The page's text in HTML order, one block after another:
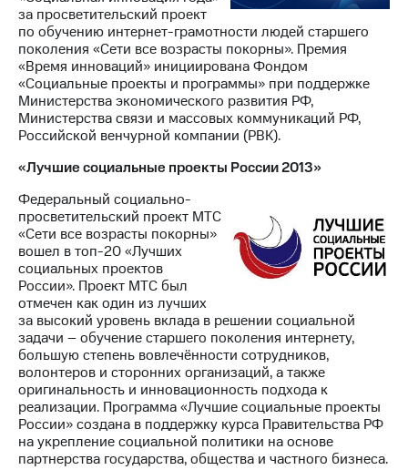
за просветительский проект
по обучению интернет-грамотности людей старшего
поколения «Сети все возрасты покорны». Премия
«Время инноваций» инициирована Фондом
«Социальные проекты и программы» при поддержке
Министерства экономического развития РФ,
Министерства связи и массовых коммуникаций РФ,
Российской венчурной компании (РВК).
«Лучшие социальные проекты России 2013»
Федеральный социально-
просветительский проект МТС
«Сети все возрасты покорны»
вошел в топ-20 «Лучших
социальных проектов
России». Проект МТС был
отмечен как один из лучших
за высокий уровень вклада в решении социальной
задачи – обучение старшего поколения интернету,
большую степень вовлечённости сотрудников,
волонтеров и сторонних организаций, а также
оригинальность и инновационность подхода к
реализации. Программа «Лучшие социальные проекты
России» создана в поддержку курса Правительства РФ
на укрепление социальной политики на основе
партнерства государства, общества и частного бизнеса.